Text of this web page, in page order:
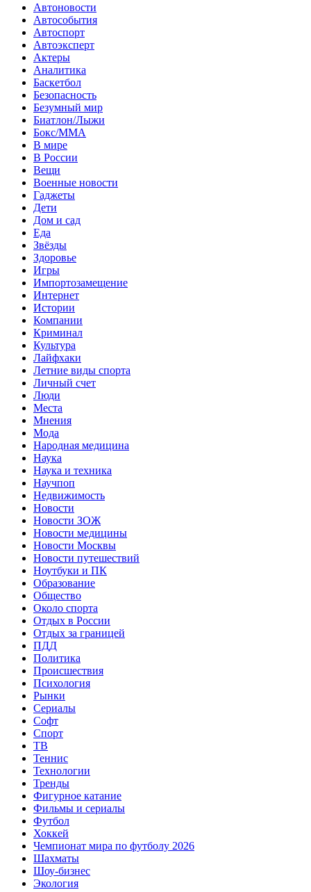
Автоновости
Автособытия
Автоспорт
Автоэксперт
Актеры
Аналитика
Баскетбол
Безопасность
Безумный мир
Биатлон/Лыжи
Бокс/MMA
В мире
В России
Вещи
Военные новости
Гаджеты
Дети
Дом и сад
Еда
Звёзды
Здоровье
Игры
Импортозамещение
Интернет
Истории
Компании
Криминал
Культура
Лайфхаки
Летние виды спорта
Личный счет
Люди
Места
Мнения
Мода
Народная медицина
Наука
Наука и техника
Научпоп
Недвижимость
Новости
Новости ЗОЖ
Новости медицины
Новости Москвы
Новости путешествий
Ноутбуки и ПК
Образование
Общество
Около спорта
Отдых в России
Отдых за границей
ПДД
Политика
Происшествия
Психология
Рынки
Сериалы
Софт
Спорт
ТВ
Теннис
Технологии
Тренды
Фигурное катание
Фильмы и сериалы
Футбол
Хоккей
Чемпионат мира по футболу 2026
Шахматы
Шоу-бизнес
Экология